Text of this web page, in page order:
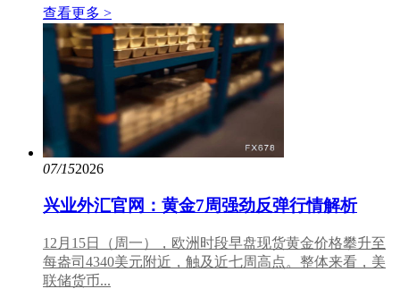
查看更多 >
07/152026
兴业外汇官网：黄金7周强劲反弹行情解析
12月15日（周一），欧洲时段早盘现货黄金价格攀升至
每盎司4340美元附近，触及近七周高点。整体来看，美
联储货币...